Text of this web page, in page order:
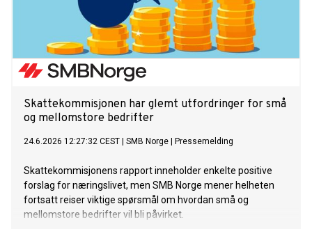
Skattekommisjonen har glemt utfordringer for små
og mellomstore bedrifter
24.6.2026 12:27:32 CEST SMB Norge Pressemelding
Skattekommisjonens rapport inneholder enkelte positive
forslag for næringslivet, men SMB Norge mener helheten
fortsatt reiser viktige spørsmål om hvordan små og
mellomstore bedrifter vil bli påvirket.